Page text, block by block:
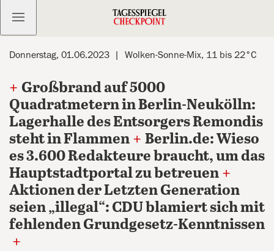
Kostenlos anmelden
Donnerstag, 01.06.2023 Wolken-Sonne-Mix, 11 bis 22°C
+ Großbrand auf 5000
Quadratmetern in Berlin-Neukölln:
Lagerhalle des Entsorgers Remondis
steht in Flammen + Berlin.de: Wieso
es 3.600 Redakteure braucht, um das
Hauptstadtportal zu betreuen +
Aktionen der Letzten Generation
seien „illegal“: CDU blamiert sich mit
fehlenden Grundgesetz-Kenntnissen
+